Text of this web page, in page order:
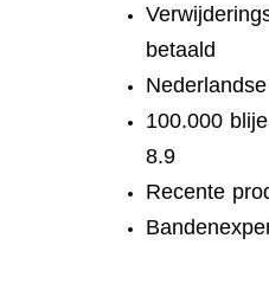
betaald
100.000
8.9
Recente